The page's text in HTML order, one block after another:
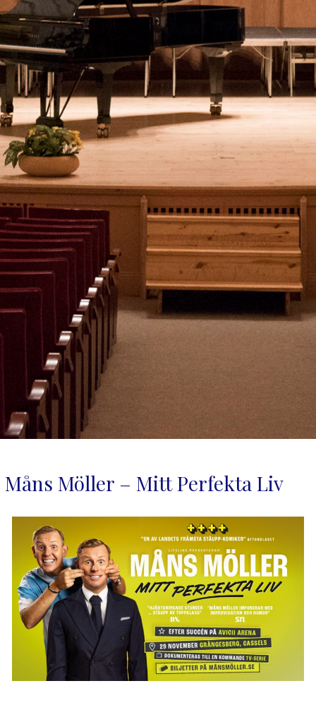
Måns Möller – Mitt Perfekta Liv